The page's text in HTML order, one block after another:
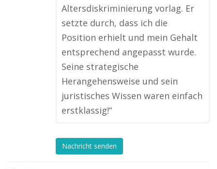
Altersdiskriminierung vorlag. Er
setzte durch, dass ich die
Position erhielt und mein Gehalt
entsprechend angepasst wurde.
Seine strategische
Herangehensweise und sein
juristisches Wissen waren einfach
erstklassig!“
Nachricht senden